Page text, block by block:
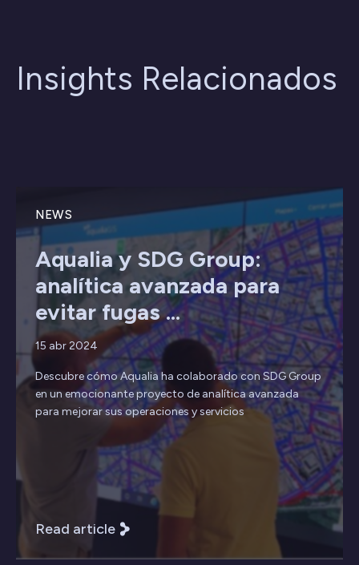
Insights Relacionados
NEWS
Aqualia y SDG Group:
analítica avanzada para
evitar fugas ...
15 abr 2024
Descubre cómo Aqualia ha colaborado con SDG Group
en un emocionante proyecto de analítica avanzada
para mejorar sus operaciones y servicios
Read article